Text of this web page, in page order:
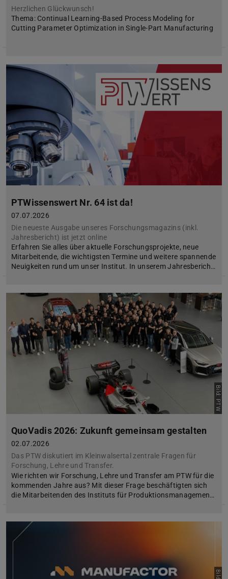
Herzlichen Glückwunsch!
Thema: Continual Learning-Based Process Modeling for
Cutting Parameter Optimization in Single-Part Manufacturing
PTWissenswert Nr. 64 ist da!
07.07.2026
Die neueste Ausgabe unseres Forschungsmagazins (inkl.
Jahresbericht) ist jetzt online
Erfahren Sie alles über aktuelle Forschungsprojekte, neue
Mitarbeitende, die wichtigsten Termine und weitere spannende
Neuigkeiten rund um unser Institut. In unserem Jahresberich…
Bild: PTW
QuoVadis 2026: Zukunft gemeinsam gestalten
02.07.2026
Das PTW diskutiert im Kleinwalsertal zentrale Fragen für
Forschung, Lehre und Transfer.
Wie richten wir Forschung, Lehre und Transfer am PTW für die
kommenden Jahre aus? Mit dieser Frage beschäftigten sich
die Mitarbeitenden des Instituts für Produktionsmanagemen…